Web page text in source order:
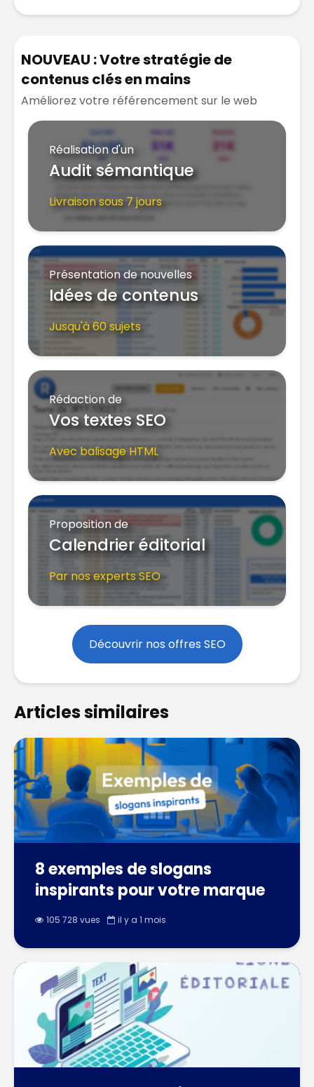
NOUVEAU : Votre stratégie de
contenus clés en mains
Améliorez votre référencement sur le web
Réalisation d'un
Audit sémantique
Livraison sous 7 jours
Présentation de nouvelles
Idées de contenus
Jusqu'à 60 sujets
Rédaction de
Vos textes SEO
Avec balisage HTML
Proposition de
Calendrier éditorial
Par nos experts SEO
Découvrir nos offres SEO
Articles similaires
8 exemples de slogans
inspirants pour votre marque
105 728 vues il y a 1 mois